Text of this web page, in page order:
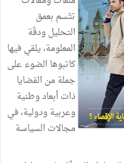
تتّسم بعمق
التحليل ودقّة
المعلومة، يلقي فيها
كاتبوها الضوء على
جملة من القضايا
ذات أبعاد وطنية
وعربية ودولية، في
مجالات السياسة